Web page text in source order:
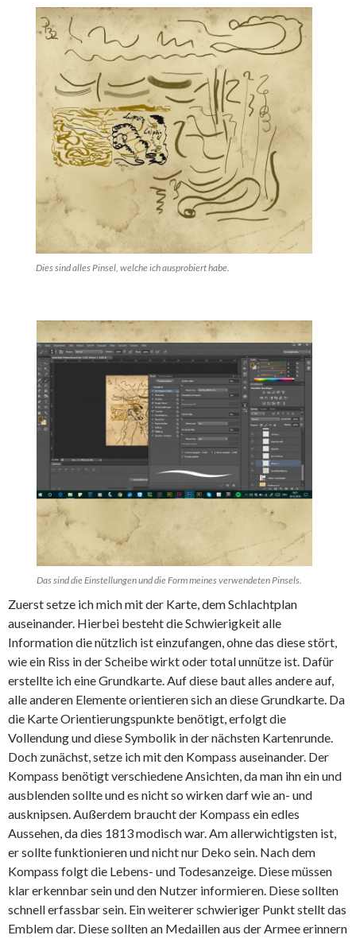
Dies sind alles Pinsel, welche ich ausprobiert habe.
Das sind die Einstellungen und die Form meines verwendeten Pinsels.
Zuerst setze ich mich mit der Karte, dem Schlachtplan
auseinander. Hierbei besteht die Schwierigkeit alle
Information die nützlich ist einzufangen, ohne das diese stört,
wie ein Riss in der Scheibe wirkt oder total unnütze ist. Dafür
erstellte ich eine Grundkarte. Auf diese baut alles andere auf,
alle anderen Elemente orientieren sich an diese Grundkarte. Da
die Karte Orientierungspunkte benötigt, erfolgt die
Vollendung und diese Symbolik in der nächsten Kartenrunde.
Doch zunächst, setze ich mit den Kompass auseinander. Der
Kompass benötigt verschiedene Ansichten, da man ihn ein und
ausblenden sollte und es nicht so wirken darf wie an- und
ausknipsen. Außerdem braucht der Kompass ein edles
Aussehen, da dies 1813 modisch war. Am allerwichtigsten ist,
er sollte funktionieren und nicht nur Deko sein. Nach dem
Kompass folgt die Lebens- und Todesanzeige. Diese müssen
klar erkennbar sein und den Nutzer informieren. Diese sollten
schnell erfassbar sein. Ein weiterer schwieriger Punkt stellt das
Emblem dar. Diese sollten an Medaillen aus der Armee erinnern